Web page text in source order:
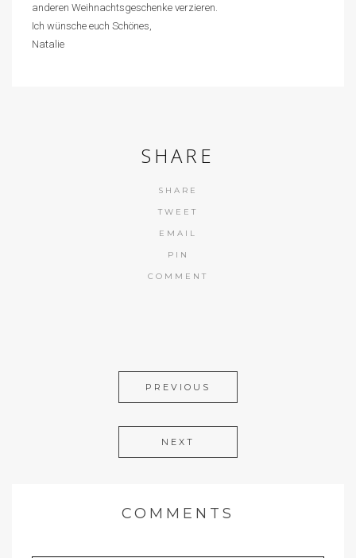
anderen Weihnachtsgeschenke verzieren.
Ich wünsche euch Schönes,
Natalie
SHARE
SHARE
TWEET
EMAIL
PIN
COMMENT
PREVIOUS
NEXT
COMMENTS